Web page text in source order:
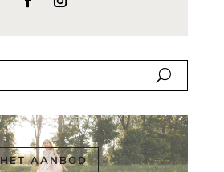
HET AANBOD